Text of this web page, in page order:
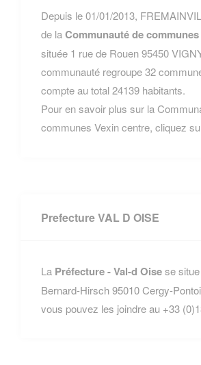
Depuis le 01/01/2013,
de laCommunauté de
située 1 rue de Rouen 95450
communauté regroupe 32
compte au total 24139 habitants.
Pour en savoir plus sur la
communes Vexin centre, cliquez
Prefecture VAL D OISE
La Préfecture - Val-d Oisese
Bernard-Hirsch 95010 Cergy-
vous pouvez les joindre au +33